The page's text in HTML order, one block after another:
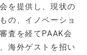
を提供し、現状の
の、イノベーショ
査を経てPAAK会
海外ゲストを招い